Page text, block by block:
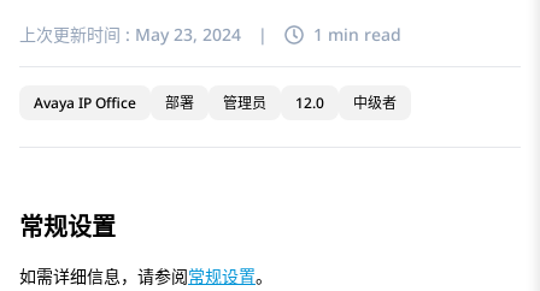
上次更新时间 : May 23, 2024 | 1 min read
Avaya IP Office 部署 管理员 12.0 中级者
常规设置
如需详细信息，请参阅常规设置。